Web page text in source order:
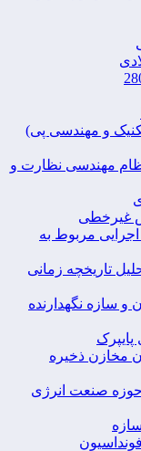
و مهندسی پی)
مهندسی نظارت و
غیرخطی
مربوط به
تاریخچه زمانی
و سازه نگهدارنده
مخازن ذخیره
صنعت انرژی